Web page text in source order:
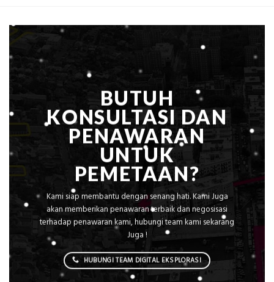
BUTUH
KONSULTASI DAN
PENAWARAN
UNTUK
PEMETAAN?
Kami siap membantu dengan senang hati. Kami Juga
akan memberikan penawaran terbaik dan negosisasi
terhadap penawaran kami, hubungi team kami sekarang
Juga !
HUBUNGI TEAM DIGITAL EKSPLORASI